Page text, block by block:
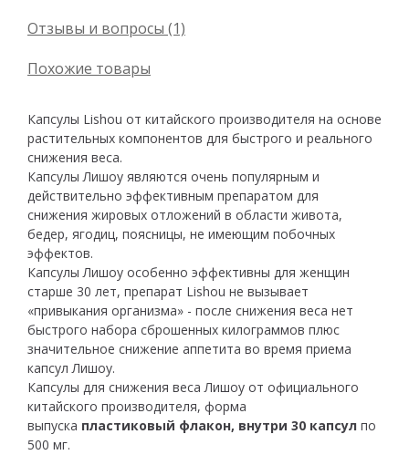
Отзывы и вопросы (1)
Похожие товары
Капсулы Lishou от китайского производителя на основе
растительных компонентов для быстрого и реального
снижения веса.
Капсулы Лишоу являются очень популярным и
действительно эффективным препаратом для
снижения жировых отложений в области живота,
бедер, ягодиц, поясницы, не имеющим побочных
эффектов.
Капсулы Лишоу особенно эффективны для женщин
старше 30 лет, препарат Lishou не вызывает
«привыкания организма» - после снижения веса нет
быстрого набора сброшенных килограммов плюс
значительное снижение аппетита во время приема
капсул Лишоу.
Капсулы для снижения веса Лишоу от официального
китайского производителя, форма
выпуска пластиковый флакон, внутри 30 капсул по
500 мг.